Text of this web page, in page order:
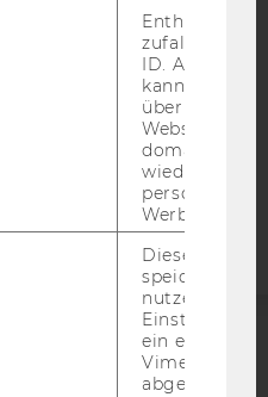
SOCIAL MEDIA
UND STUDIERENDE
Enthält eine
ID. Anhand
kann Google
über
Websites
Werbung
Dieses Cookie
speichert
ein
Vimeo-Video
abgespielt